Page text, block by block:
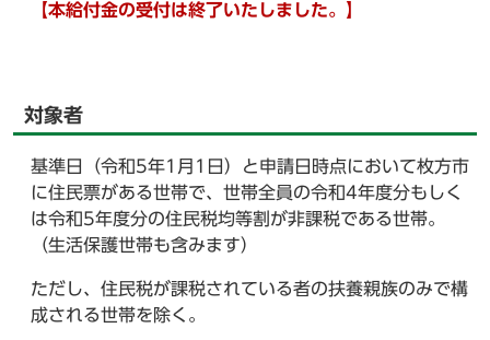
【本給付金の受付は終了いたしました。】
対象者
基準日（令和5年1月1日）と申請日時点において枚方市
に住民票がある世帯で、世帯全員の令和4年度分もしく
は令和5年度分の住民税均等割が非課税である世帯。
（生活保護世帯も含みます）
ただし、住民税が課税されている者の扶養親族のみで構
成される世帯を除く。